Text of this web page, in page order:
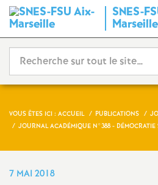
SNES-
Marseille
VOUS ÊTES ICI : ACCUEIL PUBLICATIONS
JOURNAL ACADÉMIQUE N°388 - DÉMOCRATIE
7 MAI 2018